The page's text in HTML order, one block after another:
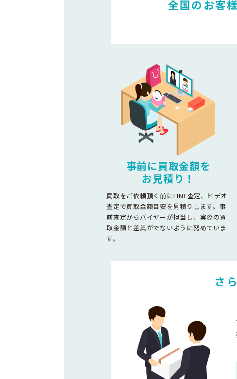
全国のお客
事前に買取金額を
お見積り！
買取をご依頼頂く前にLINE査定、ビデオ
査定で買取金額目安を見積りします。事
前査定からバイヤーが担当し、実際の買
取金額と差異がでないように努めていま
す。
さ